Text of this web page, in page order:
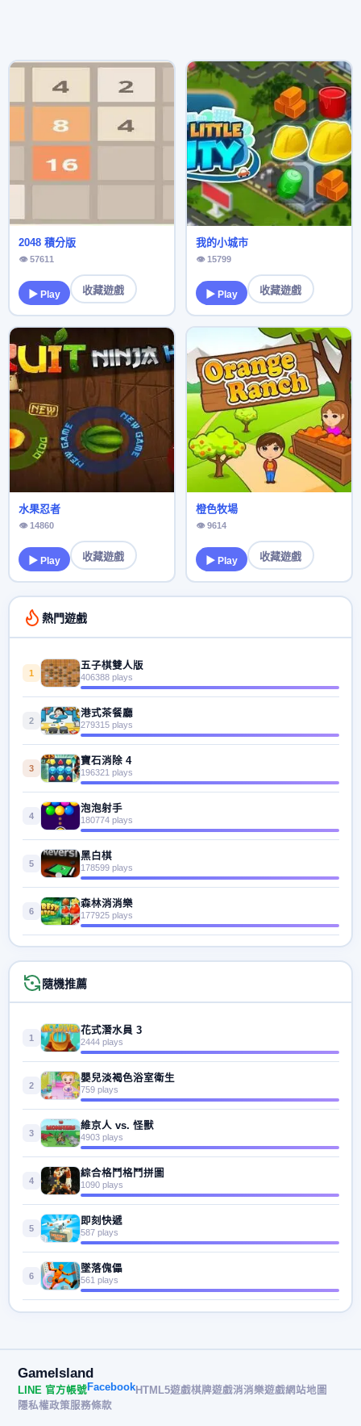
2048 積分版
👁 57611
▶ Play 收藏遊戲
我的小城市
👁 15799
▶ Play 收藏遊戲
水果忍者
👁 14860
▶ Play 收藏遊戲
橙色牧場
👁 9614
▶ Play 收藏遊戲
熱門遊戲
1
五子棋雙人版
406388 plays
2
港式茶餐廳
279315 plays
3
寶石消除 4
196321 plays
4
泡泡射手
180774 plays
5
黑白棋
178599 plays
6
森林消消樂
177925 plays
隨機推薦
1
花式潛水員 3
2444 plays
2
嬰兒淡褐色浴室衛生
759 plays
3
維京人 vs. 怪獸
4903 plays
4
綜合格鬥格鬥拼圖
1090 plays
5
即刻快遞
587 plays
6
墜落傀儡
561 plays
GameIsland
LINE 官方帳號FacebookHTML5遊戲棋牌遊戲消消樂遊戲網站地圖
隱私權政策服務條款